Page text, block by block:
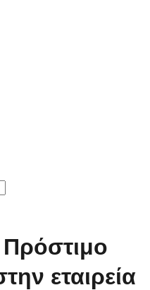
εταιρεία